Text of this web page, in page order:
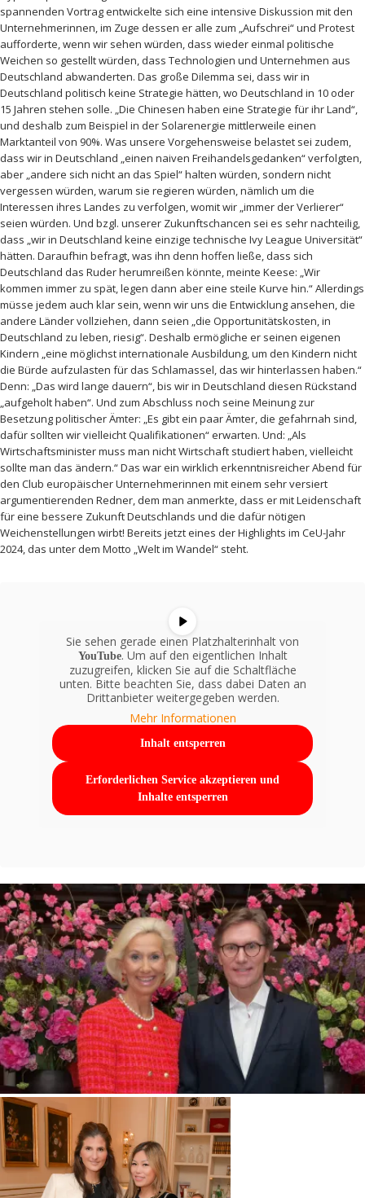
spannenden Vortrag entwickelte sich eine intensive Diskussion mit den
Unternehmerinnen, im Zuge dessen er alle zum „Aufschrei“ und Protest
aufforderte, wenn wir sehen würden, dass wieder einmal politische
Weichen so gestellt würden, dass Technologien und Unternehmen aus
Deutschland abwanderten. Das große Dilemma sei, dass wir in
Deutschland politisch keine Strategie hätten, wo Deutschland in 10 oder
15 Jahren stehen solle. „Die Chinesen haben eine Strategie für ihr Land“,
und deshalb zum Beispiel in der Solarenergie mittlerweile einen
Marktanteil von 90%. Was unsere Vorgehensweise belastet sei zudem,
dass wir in Deutschland „einen naiven Freihandelsgedanken“ verfolgten,
aber „andere sich nicht an das Spiel“ halten würden, sondern nicht
vergessen würden, warum sie regieren würden, nämlich um die
Interessen ihres Landes zu verfolgen, womit wir „immer der Verlierer“
seien würden. Und bzgl. unserer Zukunftschancen sei es sehr nachteilig,
dass „wir in Deutschland keine einzige technische Ivy League Universität“
hätten. Daraufhin befragt, was ihn denn hoffen ließe, dass sich
Deutschland das Ruder herumreißen könnte, meinte Keese: „Wir
kommen immer zu spät, legen dann aber eine steile Kurve hin.“ Allerdings
müsse jedem auch klar sein, wenn wir uns die Entwicklung ansehen, die
andere Länder vollziehen, dann seien „die Opportunitätskosten, in
Deutschland zu leben, riesig“. Deshalb ermögliche er seinen eigenen
Kindern „eine möglichst internationale Ausbildung, um den Kindern nicht
die Bürde aufzulasten für das Schlamassel, das wir hinterlassen haben.“
Denn: „Das wird lange dauern“, bis wir in Deutschland diesen Rückstand
„aufgeholt haben“. Und zum Abschluss noch seine Meinung zur
Besetzung politischer Ämter: „Es gibt ein paar Ämter, die gefahrnah sind,
dafür sollten wir vielleicht Qualifikationen“ erwarten. Und: „Als
Wirtschaftsminister muss man nicht Wirtschaft studiert haben, vielleicht
sollte man das ändern.“ Das war ein wirklich erkenntnisreicher Abend für
den Club europäischer Unternehmerinnen mit einem sehr versiert
argumentierenden Redner, dem man anmerkte, dass er mit Leidenschaft
für eine bessere Zukunft Deutschlands und die dafür nötigen
Weichenstellungen wirbt! Bereits jetzt eines der Highlights im CeU-Jahr
2024, das unter dem Motto „Welt im Wandel“ steht.
Sie sehen gerade einen Platzhalterinhalt von
YouTube. Um auf den eigentlichen Inhalt
zuzugreifen, klicken Sie auf die Schaltfläche
unten. Bitte beachten Sie, dass dabei Daten an
Drittanbieter weitergegeben werden.
Mehr Informationen
Inhalt entsperren
Erforderlichen Service akzeptieren und
Inhalte entsperren